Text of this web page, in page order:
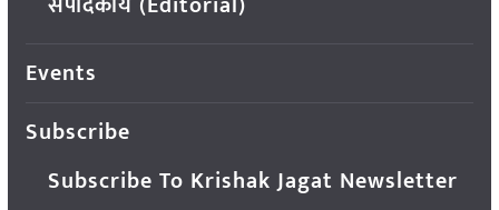
Events
Subscribe
Subscribe To Krishak Jagat Newsletter